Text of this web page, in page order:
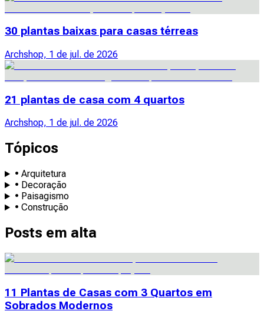
30 plantas baixas para casas térreas
Archshop, 1 de jul. de 2026
21 plantas de casa com 4 quartos
Archshop, 1 de jul. de 2026
Tópicos
• Arquitetura
• Decoração
• Paisagismo
• Construção
Posts em alta
11 Plantas de Casas com 3 Quartos em
Sobrados Modernos